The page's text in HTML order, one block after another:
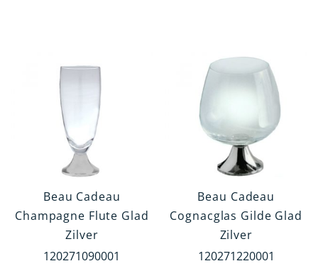
Afwerking
Parelrand
Filetrand
Korreldecoratie
Kruisband
MEER TONEN
Beau Cadeau
Champagne Flute Glad
Zilver
120271090001
Beau Cadeau
Cognacglas Gilde Glad
Zilver
120271220001